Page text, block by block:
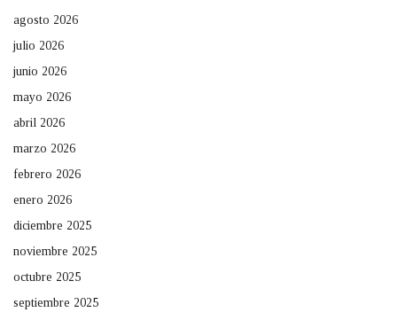
agosto 2026
julio 2026
junio 2026
mayo 2026
abril 2026
marzo 2026
febrero 2026
enero 2026
diciembre 2025
noviembre 2025
octubre 2025
septiembre 2025